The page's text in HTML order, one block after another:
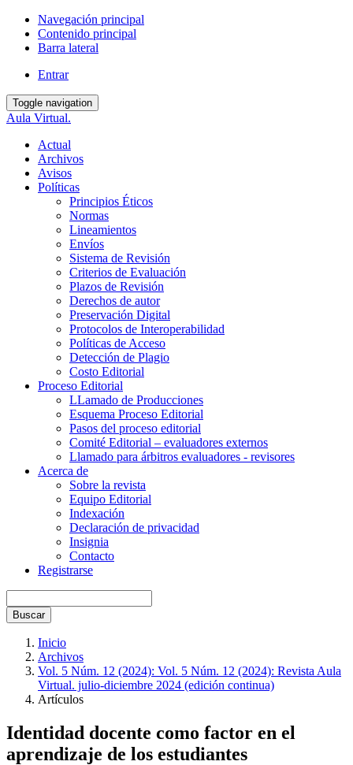
Navegación principal
Contenido principal
Barra lateral
Entrar
Toggle navigation
Aula Virtual.
Actual
Archivos
Avisos
Políticas
Principios Éticos
Normas
Lineamientos
Envíos
Sistema de Revisión
Criterios de Evaluación
Plazos de Revisión
Derechos de autor
Preservación Digital
Protocolos de Interoperabilidad
Políticas de Acceso
Detección de Plagio
Costo Editorial
Proceso Editorial
LLamado de Producciones
Esquema Proceso Editorial
Pasos del proceso editorial
Comité Editorial – evaluadores externos
Llamado para árbitros evaluadores - revisores
Acerca de
Sobre la revista
Equipo Editorial
Indexación
Declaración de privacidad
Insignia
Contacto
Registrarse
Buscar
Inicio
Archivos
Vol. 5 Núm. 12 (2024): Vol. 5 Núm. 12 (2024): Revista Aula
Virtual. julio-diciembre 2024 (edición continua)
Artículos
Identidad docente como factor en el
aprendizaje de los estudiantes